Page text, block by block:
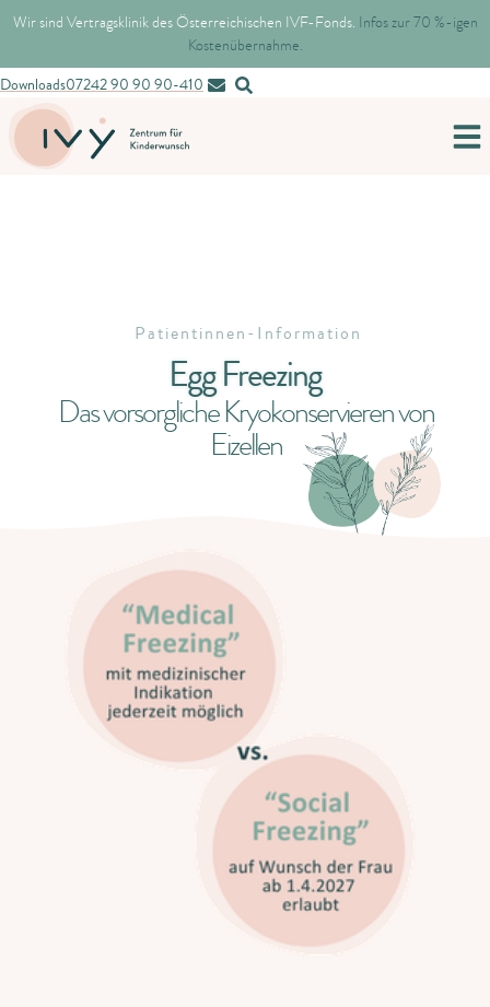
Wir sind Vertragsklinik des Österreichischen IVF-Fonds. Infos zur 70 %-igen
Kostenübernahme.
Downloads07242 90 90 90-410
Patientinnen-Information
Egg Freezing
Das vorsorgliche Kryokonservieren von
Eizellen